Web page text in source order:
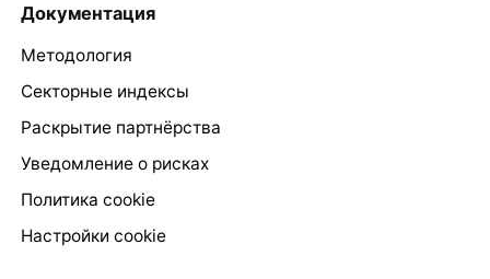
Документация
Методология
Секторные индексы
Раскрытие партнёрства
Уведомление о рисках
Политика cookie
Настройки cookie